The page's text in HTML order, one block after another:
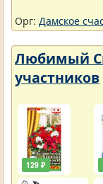
Орг: Дамское
Любимый
участников
129 ₽